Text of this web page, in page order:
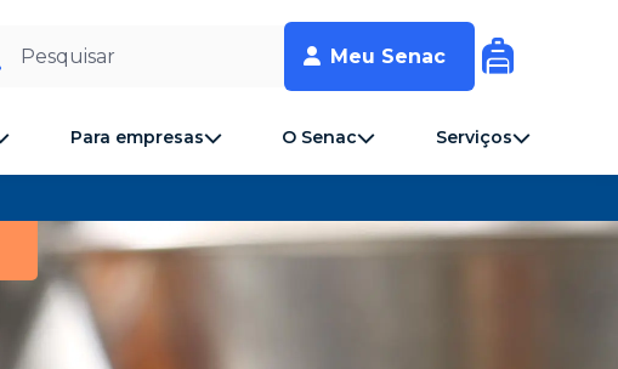
Pesquisar Meu Senac
Para empresas O Senac Serviços